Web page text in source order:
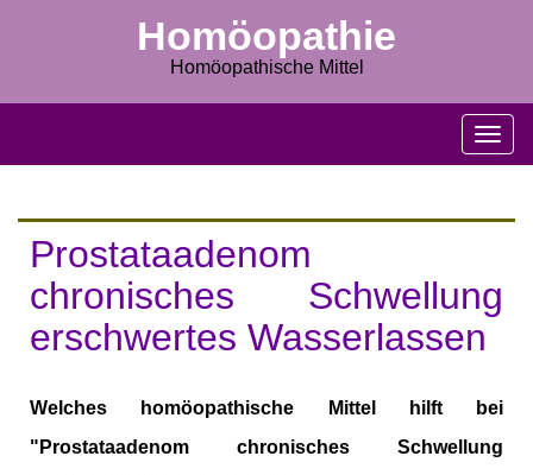
Homöopathie
Homöopathische Mittel
M
e
l
n
Prostataadenom
chronisches Schwellung
erschwertes Wasserlassen
Welches homöopathische Mittel hilft bei
"Prostataadenom chronisches Schwellung